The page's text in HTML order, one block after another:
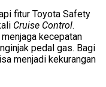
fitur Toyota Safety
Cruise Control.
kecepatan
pedal gas. Bagi
menjadi kekurangan